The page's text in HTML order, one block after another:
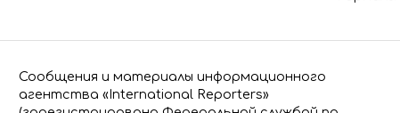
Сообщения и материалы информационного
агентства «International Reporters»